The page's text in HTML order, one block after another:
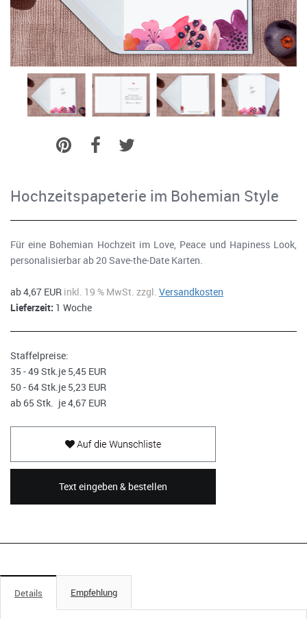
Hochzeitspapeterie im Bohemian Style
Für eine Bohemian Hochzeit im Love, Peace und Hapiness Look,
personalisierbar ab 20 Save-the-Date Karten.
ab 4,67 EUR inkl. 19 % MwSt. zzgl. Versandkosten
Lieferzeit: 1 Woche
Staffelpreise:
35 - 49 Stk.je 5,45 EUR
50 - 64 Stk.je 5,23 EUR
ab 65 Stk. je 4,67 EUR
Text eingeben & bestellen
Details Empfehlung